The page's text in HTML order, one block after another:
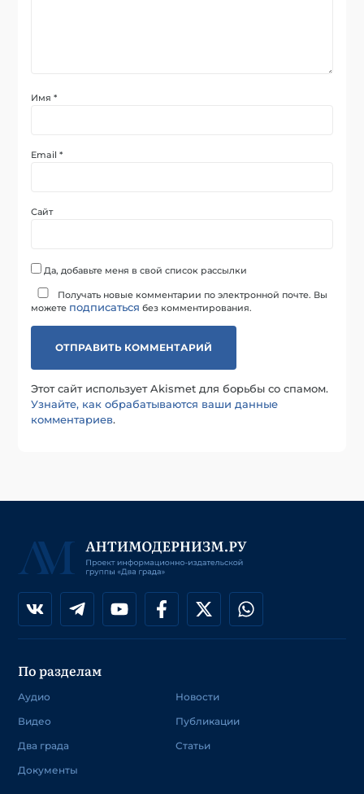
Имя*
Email*
Сайт
Да, добавьте меня в свой список рассылки
Получать новые комментарии по электронной почте. Вы
можете подписаться без комментирования.
Этот сайт использует Akismet для борьбы со спамом.
Узнайте, как обрабатываются ваши данные
комментариев.
По разделам
Аудио
Видео
Два града
Документы
Новости
Публикации
Статьи